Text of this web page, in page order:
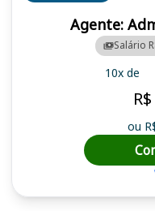
Agente:
Salário
10x de
R$
ou